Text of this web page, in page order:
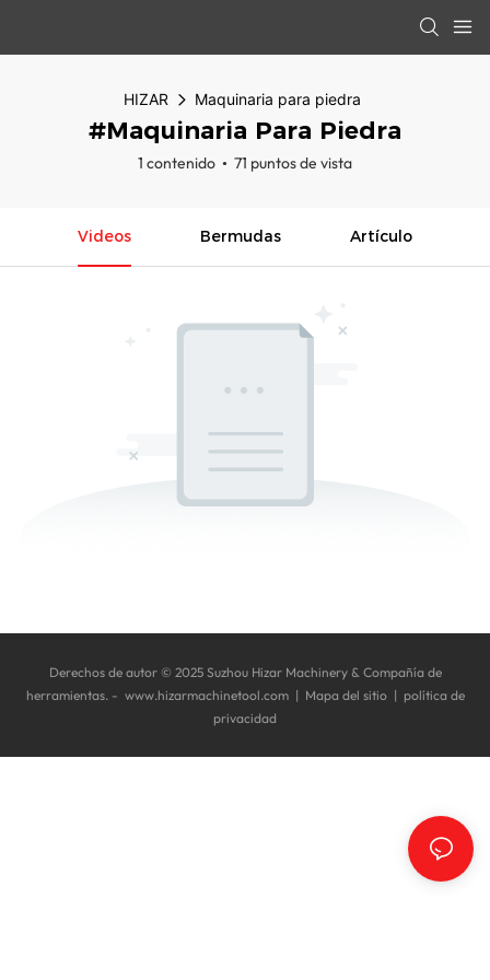
HIZAR Maquinaria para piedra
#Maquinaria Para Piedra
1 contenido 71 puntos de vista
Videos Bermudas Artículo
Derechos de autor © 2025 Suzhou Hizar Machinery & Compañía de
herramientas. - www.hizarmachinetool.com | Mapa del sitio | política de
privacidad